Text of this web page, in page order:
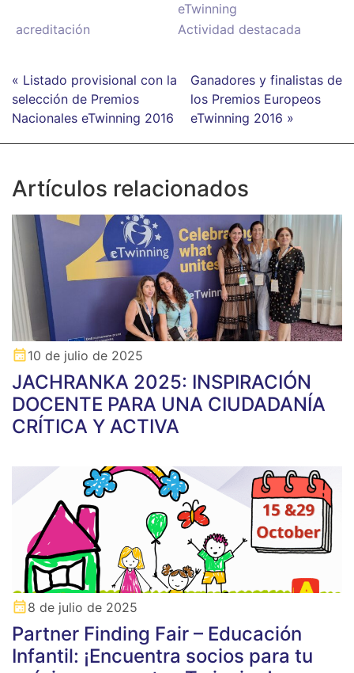
eTwinning
acreditación
Actividad destacada
« Listado provisional con la
selección de Premios
Nacionales eTwinning 2016
Ganadores y finalistas de
los Premios Europeos
eTwinning 2016 »
Artículos relacionados
10 de julio de 2025
JACHRANKA 2025: INSPIRACIÓN
DOCENTE PARA UNA CIUDADANÍA
CRÍTICA Y ACTIVA
8 de julio de 2025
Partner Finding Fair – Educación
Infantil: ¡Encuentra socios para tu